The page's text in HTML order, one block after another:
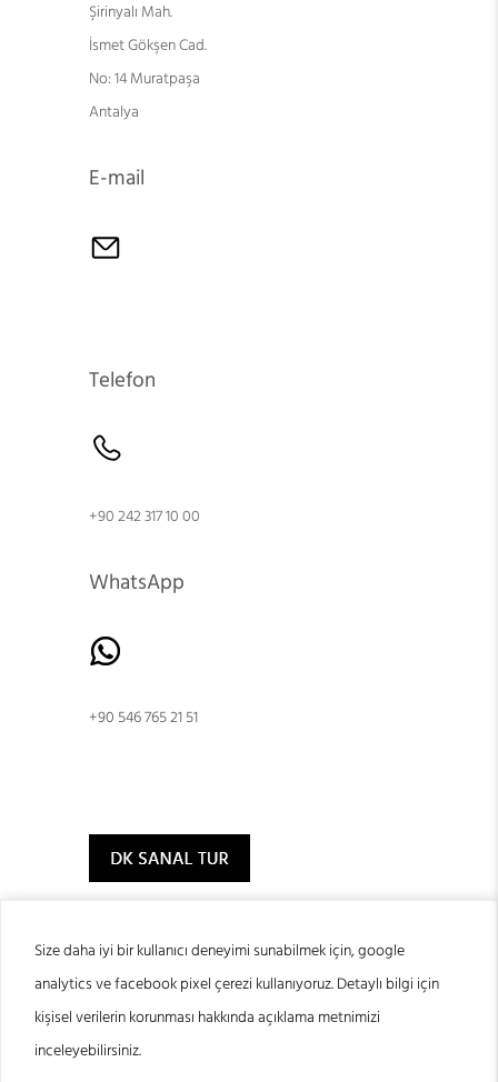
Size daha iyi bir kullanıcı deneyimi sunabilmek için, google
analytics ve facebook pixel çerezi kullanıyoruz. Detaylı bilgi için
kişisel verilerin korunması hakkında açıklama metnimizi
inceleyebilirsiniz.
Şirinyalı Mah.
İsmet Gökşen Cad.
No: 14 Muratpaşa
Antalya
E-mail
Telefon
+90 242 317 10 00
WhatsApp
+90 546 765 21 51
© 2024 DK Klinik